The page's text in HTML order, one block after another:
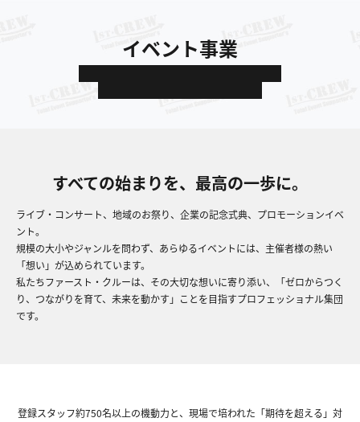
イベント事業
すべての始まりを、最高の一歩に。
ライブ・コンサート、地域のお祭り、企業の記念式典、プロモーションイベ
ント。
規模の大小やジャンルを問わず、あらゆるイベントには、主催者様の熱い
「想い」が込められています。
私たちファースト・クルーは、その大切な想いに寄り添い、「ゼロからつく
り、つながりを育て、未来を動かす」ことを目指すプロフェッショナル集団
です。
登録スタッフ約750名以上の機動力と、現場で培われた「期待を超える」対